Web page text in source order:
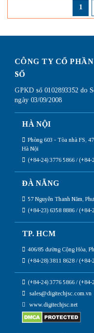
1
CÔNG TY CỔ
SỐ
GPKD số 0102893352 do
ngày 03/09/2008
HÀ NỘI
Phòng 603 - Tòa nhà FS,
Hà Nội
(+84-24) 3776 5866 / (+84-
ĐÀ NẴNG
57 Nguyễn Thanh Năm,
(+84-23) 6358 8886 / (+84-
TP. HCM
406/85 đường Cộng Hòa,
(+84-28) 3811 8628 / (+84-
(+84-24) 3776 5866 / (+84-
sales@digitechjsc.com.vn
www.digitechjsc.net